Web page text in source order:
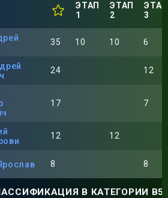
ЭТАП
1
ЭТАП
2
ЭТАП
3
35 10 10 6
24 12
17 7
12 12
8 8
В КАТЕГОРИИ